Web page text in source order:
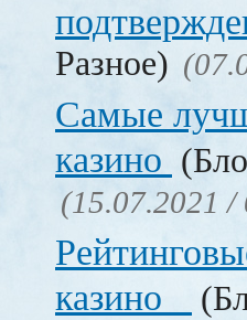
Разное)
Самые
казино
(15.07.2021 /
казино